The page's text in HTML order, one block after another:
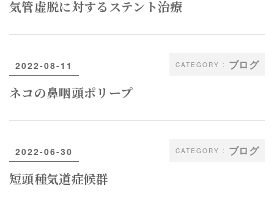
気管虚脱に対するステント治療
ブログ
2022-08-11
ネコの鼻咽頭ポリープ
ブログ
2022-06-30
短頭種気道症候群